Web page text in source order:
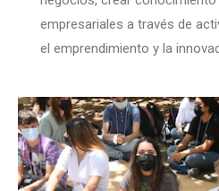
empresariales a través de
el emprendimiento y la